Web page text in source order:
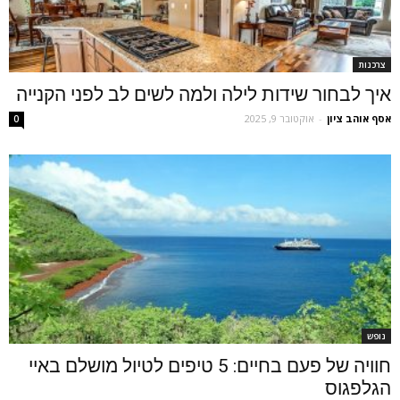
צרכנות
איך לבחור שידות לילה ולמה לשים לב לפני הקנייה
אסף אוהב ציון - אוקטובר 9, 2025 0
נופש
חוויה של פעם בחיים: 5 טיפים לטיול מושלם באיי
הגלפגוס